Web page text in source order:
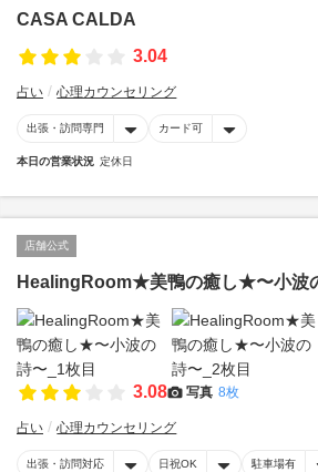
CASA CALDA
3.04
占い 心理カウンセリング
出張・訪問専門 カード可
本日の営業状況 定休日
店舗公式
HealingRoom★美鴨の癒し★〜小波
3.08 写真 8枚
占い 心理カウンセリング
出張・訪問対応 日祝OK 駐車場有